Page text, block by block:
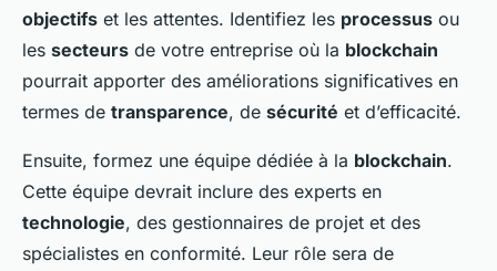
objectifs et les attentes. Identifiez les processus ou
les secteurs de votre entreprise où la blockchain
pourrait apporter des améliorations significatives en
termes de transparence, de sécurité et d’efficacité.
Ensuite, formez une équipe dédiée à la blockchain.
Cette équipe devrait inclure des experts en
technologie, des gestionnaires de projet et des
spécialistes en conformité. Leur rôle sera de